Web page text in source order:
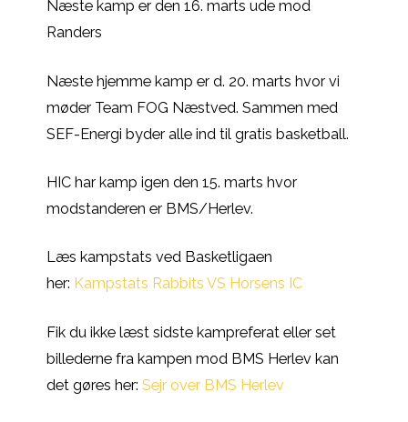
Næste kamp er den 16. marts ude mod
Randers
Næste hjemme kamp er d. 20. marts hvor vi
møder Team FOG Næstved. Sammen med
SEF-Energi byder alle ind til gratis basketball.
HIC har kamp igen den 15. marts hvor
modstanderen er BMS/Herlev.
Læs kampstats ved Basketligaen
her: Kampstats Rabbits VS Horsens IC
Fik du ikke læst sidste kampreferat eller set
billederne fra kampen mod BMS Herlev kan
det gøres her: Sejr over BMS Herlev